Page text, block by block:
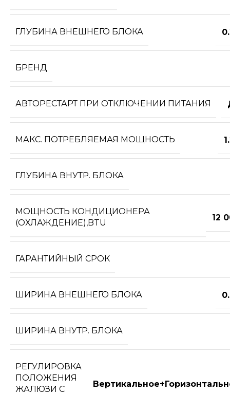
ГЛУБИНА ВНЕШНЕГО БЛОКА
БРЕНД
АВТОРЕСТАРТ ПРИ ОТКЛЮЧЕНИИ ПИТАНИЯ
МАКС. ПОТРЕБЛЯЕМАЯ МОЩНОСТЬ
ГЛУБИНА ВНУТР. БЛОКА
МОЩНОСТЬ КОНДИЦИОНЕРА
(ОХЛАЖДЕНИЕ),BTU
12
ГАРАНТИЙНЫЙ СРОК
ШИРИНА ВНЕШНЕГО БЛОКА
ШИРИНА ВНУТР. БЛОКА
РЕГУЛИРОВКА
ПОЛОЖЕНИЯ
ЖАЛЮЗИ С